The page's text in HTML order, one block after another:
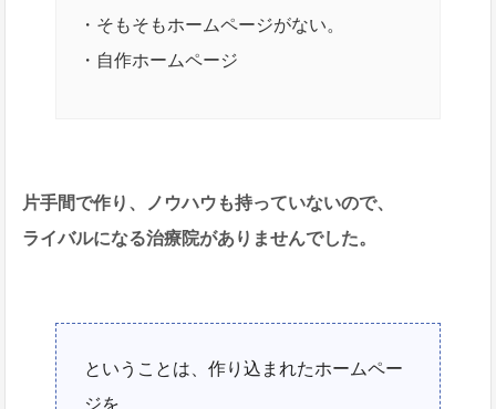
・そもそもホームページがない。
・自作ホームページ
片手間で作り、ノウハウも持っていないので、
ライバルになる治療院がありませんでした。
ということは、作り込まれたホームペー
ジを